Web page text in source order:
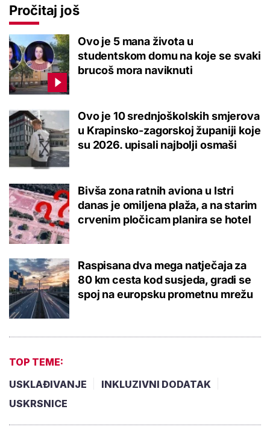
Pročitaj još
Ovo je 5 mana života u
studentskom domu na koje se svaki
brucoš mora naviknuti
Ovo je 10 srednjoškolskih smjerova
u Krapinsko-zagorskoj županiji koje
su 2026. upisali najbolji osmaši
Bivša zona ratnih aviona u Istri
danas je omiljena plaža, a na starim
crvenim pločicam planira se hotel
Raspisana dva mega natječaja za
80 km cesta kod susjeda, gradi se
spoj na europsku prometnu mrežu
TOP TEME:
USKLAĐIVANJE
INKLUZIVNI DODATAK
USKRSNICE